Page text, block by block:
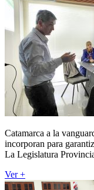
Catamarca a la
incorporan para
La Legislatura
Ver +